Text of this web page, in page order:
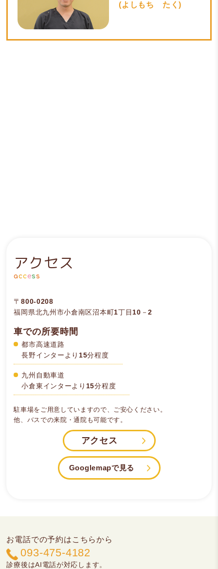
(よしもち たく)
アクセス
access
〒800-0208
福岡県北九州市小倉南区沼本町1丁目10－2
車での所要時間
都市高速道路
長野インターより15分程度
九州自動車道
小倉東インターより15分程度
駐車場をご用意していますので、ご安心ください。
他、バスでの来院・通院も可能です。
アクセス
Googlemapで見る
お電話での予約はこちらから
093-475-4182
診療後はAI電話が対応します。